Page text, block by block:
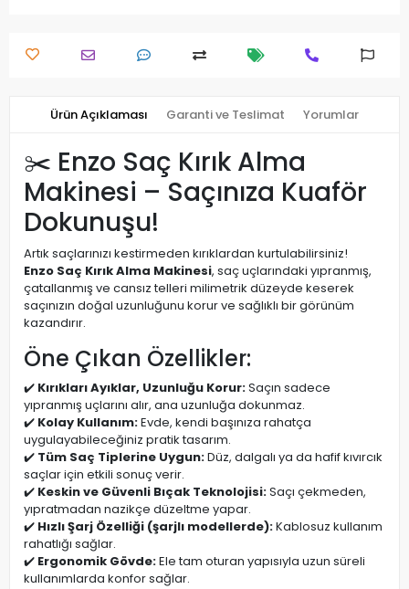
Ürün Açıklaması Garanti ve Teslimat Yorumlar
✂️ Enzo Saç Kırık Alma
Makinesi – Saçınıza Kuaför
Dokunuşu!
Artık saçlarınızı kestirmeden kırıklardan kurtulabilirsiniz!
Enzo Saç Kırık Alma Makinesi, saç uçlarındaki yıpranmış,
çatallanmış ve cansız telleri milimetrik düzeyde keserek
saçınızın doğal uzunluğunu korur ve sağlıklı bir görünüm
kazandırır.
Öne Çıkan Özellikler:
✔️ Kırıkları Ayıklar, Uzunluğu Korur:Saçın sadece
yıpranmış uçlarını alır, ana uzunluğa dokunmaz.
✔️ Kolay Kullanım:Evde, kendi başınıza rahatça
uygulayabileceğiniz pratik tasarım.
✔️ Tüm Saç Tiplerine Uygun:Düz, dalgalı ya da hafif kıvırcık
saçlar için etkili sonuç verir.
✔️ Keskin ve Güvenli Bıçak Teknolojisi:Saçı çekmeden,
yıpratmadan nazikçe düzeltme yapar.
✔️ Hızlı Şarj Özelliği (şarjlı modellerde):Kablosuz kullanım
rahatlığı sağlar.
✔️ Ergonomik Gövde:Ele tam oturan yapısıyla uzun süreli
kullanımlarda konfor sağlar.